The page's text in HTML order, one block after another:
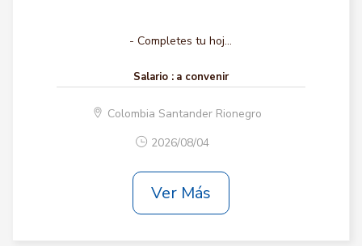
- Completes tu hoj...
Salario : a convenir
Colombia Santander Rionegro
2026/08/04
Ver Más